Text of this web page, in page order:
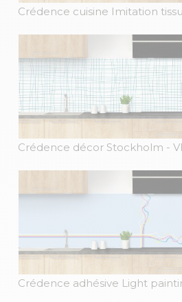
Crédence cuisine Imitation
Crédence décor Stockholm -
Crédence adhésive Light